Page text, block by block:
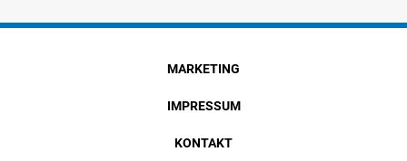
MARKETING
IMPRESSUM
KONTAKT